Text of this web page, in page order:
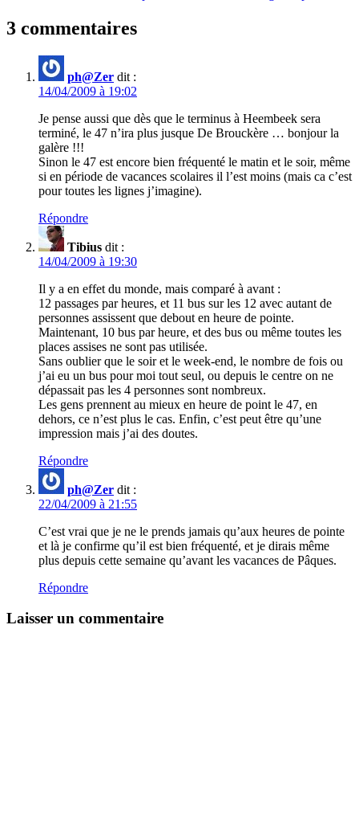
3 commentaires
ph@Zer dit :
14/04/2009 à 19:02
Je pense aussi que dès que le terminus à Heembeek sera
terminé, le 47 n’ira plus jusque De Brouckère … bonjour la
galère !!!
Sinon le 47 est encore bien fréquenté le matin et le soir, même
si en période de vacances scolaires il l’est moins (mais ca c’est
pour toutes les lignes j’imagine).
Répondre
Tibius dit :
14/04/2009 à 19:30
Il y a en effet du monde, mais comparé à avant :
12 passages par heures, et 11 bus sur les 12 avec autant de
personnes assissent que debout en heure de pointe.
Maintenant, 10 bus par heure, et des bus ou même toutes les
places assises ne sont pas utilisée.
Sans oublier que le soir et le week-end, le nombre de fois ou
j’ai eu un bus pour moi tout seul, ou depuis le centre on ne
dépassait pas les 4 personnes sont nombreux.
Les gens prennent au mieux en heure de point le 47, en
dehors, ce n’est plus le cas. Enfin, c’est peut être qu’une
impression mais j’ai des doutes.
Répondre
ph@Zer dit :
22/04/2009 à 21:55
C’est vrai que je ne le prends jamais qu’aux heures de pointe
et là je confirme qu’il est bien fréquenté, et je dirais même
plus depuis cette semaine qu’avant les vacances de Pâques.
Répondre
Laisser un commentaire